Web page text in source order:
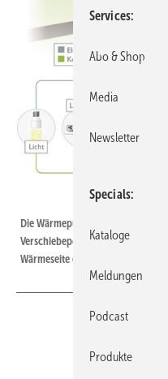
Die Wärmepumpe bietet ein
Verschiebepotenzial. Allerdings
Wärmeseite einkalkuliert werden.
Services
Abo & Shop
Media
Newsletter
Specials
Kataloge
Meldungen
Podcast
Produkte